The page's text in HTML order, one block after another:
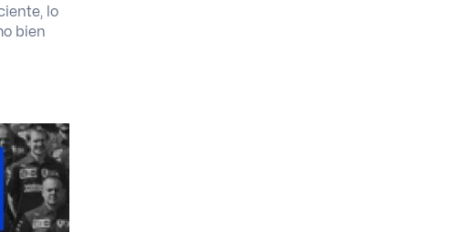
lo
bien